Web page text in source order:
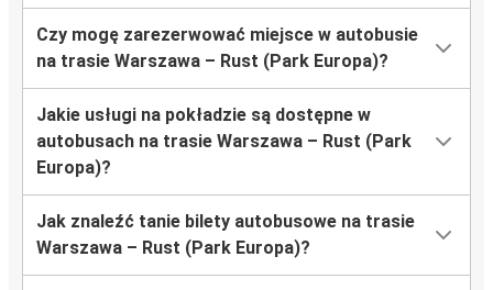
Czy mogę zarezerwować miejsce w autobusie
na trasie Warszawa – Rust (Park Europa)?
Jakie usługi na pokładzie są dostępne w
autobusach na trasie Warszawa – Rust (Park
Europa)?
Jak znaleźć tanie bilety autobusowe na trasie
Warszawa – Rust (Park Europa)?